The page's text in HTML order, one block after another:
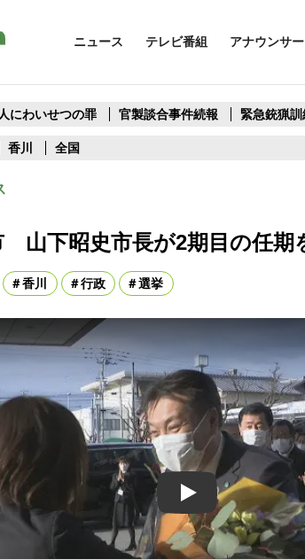
ニュース テレビ番組 アナウンサー
にわいせつの罪 官製談合事件続報 緊急銃猟訓
香川 全国
山下昭史市長が2期目の任期
香川 行政 選挙
Play